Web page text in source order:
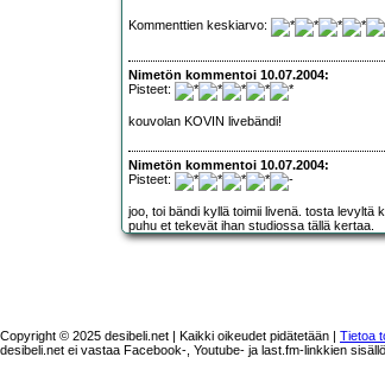
Kommenttien keskiarvo:
Nimetön kommentoi 10.07.2004:
Pisteet:
kouvolan KOVIN livebändi!
Nimetön kommentoi 10.07.2004:
Pisteet:
joo, toi bändi kyllä toimii livenä. tosta levyltä
puhu et tekevät ihan studiossa tällä kertaa.
Copyright © 2025 desibeli.net | Kaikki oikeudet pidätetään | Tietoa
desibeli.net ei vastaa Facebook-, Youtube- ja last.fm-linkkien